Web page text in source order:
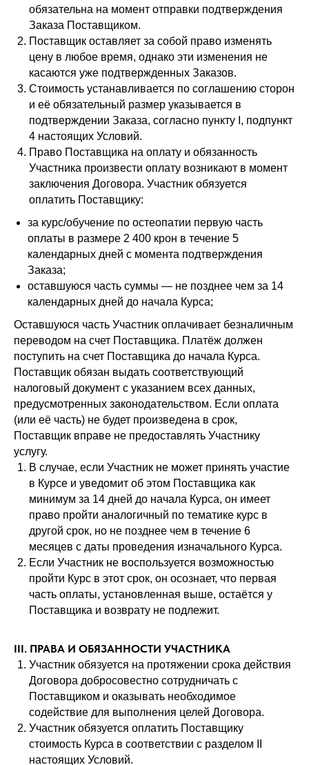
обязательна на момент отправки подтверждения
Заказа Поставщиком.
Поставщик оставляет за собой право изменять
цену в любое время, однако эти изменения не
касаются уже подтвержденных Заказов.
Стоимость устанавливается по соглашению сторон
и её обязательный размер указывается в
подтверждении Заказа, согласно пункту I, подпункт
4 настоящих Условий.
Право Поставщика на оплату и обязанность
Участника произвести оплату возникают в момент
заключения Договора. Участник обязуется
оплатить Поставщику:
за курс/обучение по остеопатии первую часть
оплаты в размере 2 400 крон в течение 5
календарных дней с момента подтверждения
Заказа;
оставшуюся часть суммы — не позднее чем за 14
календарных дней до начала Курса;
Оставшуюся часть Участник оплачивает безналичным
переводом на счет Поставщика. Платёж должен
поступить на счет Поставщика до начала Курса.
Поставщик обязан выдать соответствующий
налоговый документ с указанием всех данных,
предусмотренных законодательством. Если оплата
(или её часть) не будет произведена в срок,
Поставщик вправе не предоставлять Участнику
услугу.
В случае, если Участник не может принять участие
в Курсе и уведомит об этом Поставщика как
минимум за 14 дней до начала Курса, он имеет
право пройти аналогичный по тематике курс в
другой срок, но не позднее чем в течение 6
месяцев с даты проведения изначального Курса.
Если Участник не воспользуется возможностью
пройти Курc в этот срок, он осознает, что первая
часть оплаты, установленная выше, остаётся у
Поставщика и возврату не подлежит.
III. ПРАВА И ОБЯЗАННОСТИ УЧАСТНИКА
Участник обязуется на протяжении срока действия
Договора добросовестно сотрудничать с
Поставщиком и оказывать необходимое
содействие для выполнения целей Договора.
Участник обязуется оплатить Поставщику
стоимость Курса в соответствии с разделом II
настоящих Условий.